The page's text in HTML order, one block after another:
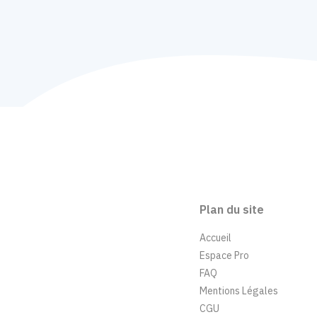
Plan du site
Accueil
Espace Pro
FAQ
Mentions Légales
CGU